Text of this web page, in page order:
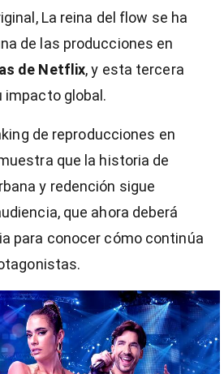
La reina del flow se ha
de las producciones en
de Netflix, y esta tercera
global.
de reproducciones en
que la historia de
y redención sigue
que ahora deberá
para conocer cómo continúa